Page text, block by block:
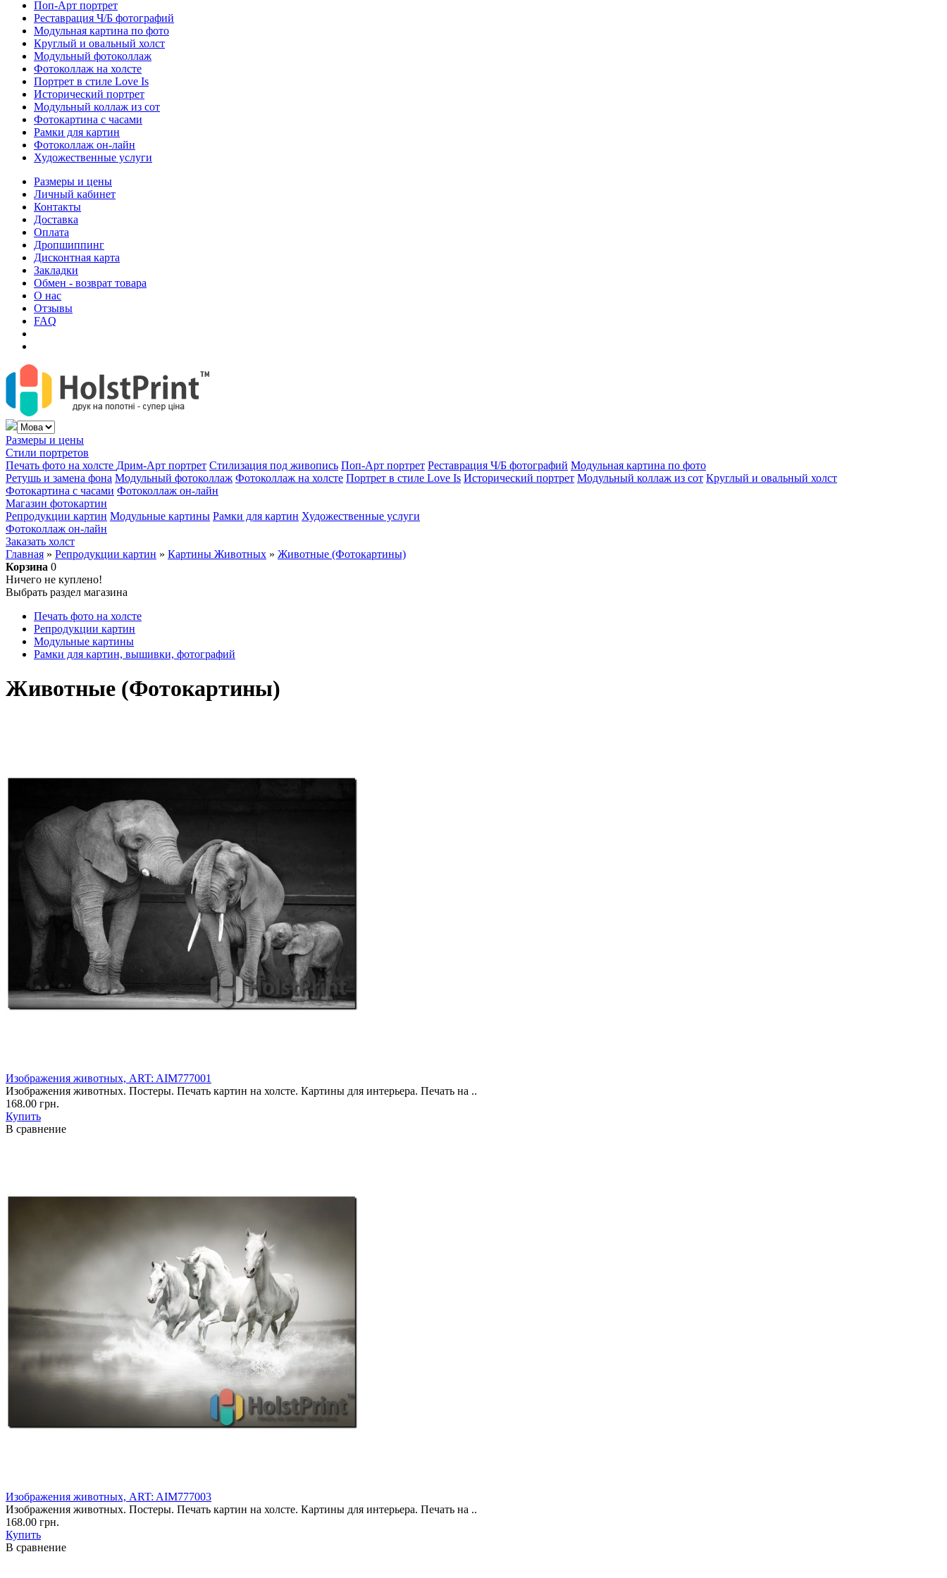
Поп-Арт портрет
Реставрация Ч/Б фотографий
Модульная картина по фото
Круглый и овальный холст
Модульный фотоколлаж
Фотоколлаж на холсте
Портрет в стиле Love Is
Исторический портрет
Модульный коллаж из сот
Фотокартина с часами
Рамки для картин
Фотоколлаж он-лайн
Художественные услуги
Размеры и цены
Личный кабинет
Контакты
Доставка
Оплата
Дропшиппинг
Дисконтная карта
Закладки
Обмен - возврат товара
О нас
Отзывы
FAQ
Размеры и цены
Стили портретов
Печать фото на холсте Дрим-Арт портрет Стилизация под живопись Поп-Арт портрет Реставрация Ч/Б фотографий Модульная картина по фото
Ретушь и замена фона Модульный фотоколлаж Фотоколлаж на холсте Портрет в стиле Love Is Исторический портрет Модульный коллаж из сот Круглый и овальный холст
Фотокартина с часами Фотоколлаж он-лайн
Магазин фотокартин
Репродукции картин Модульные картины Рамки для картин Художественные услуги
Фотоколлаж он-лайн
Заказать холст
Главная » Репродукции картин » Картины Животных » Животные (Фотокартины)
Корзина 0
Ничего не куплено!
Выбрать раздел магазина
Печать фото на холсте
Репродукции картин
Модульные картины
Рамки для картин, вышивки, фотографий
Животные (Фотокартины)
Изображения животных, ART: AIM777001
Изображения животных. Постеры. Печать картин на холсте. Картины для интерьера. Печать на ..
168.00 грн.
Купить
В сравнение
Изображения животных, ART: AIM777003
Изображения животных. Постеры. Печать картин на холсте. Картины для интерьера. Печать на ..
168.00 грн.
Купить
В сравнение